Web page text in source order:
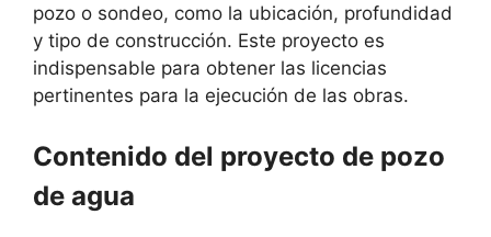
pozo o sondeo, como la ubicación, profundidad
y tipo de construcción. Este proyecto es
indispensable para obtener las licencias
pertinentes para la ejecución de las obras.
Contenido del proyecto de pozo
de agua